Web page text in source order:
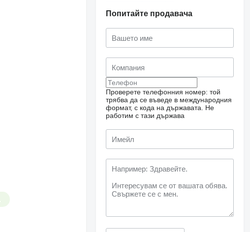
Попитайте продавача
Проверете телефонния номер: той
трябва да се въведе в международния
формат, с кода на държавата.
Не
работим с тази държава